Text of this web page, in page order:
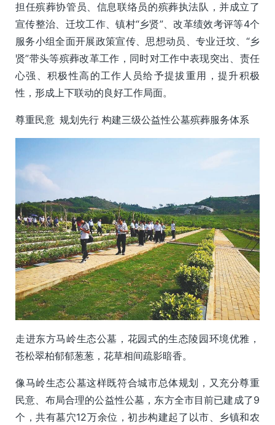
担任殡葬协管员、信息联络员的殡葬执法队，并成立了
宣传整治、迁坟工作、镇村“乡贤”、改革绩效考评等4个
服务小组全面开展政策宣传、思想动员、专业迁坟、“乡
贤”带头等殡葬改革工作，同时对工作中表现突出、责任
心强、积极性高的工作人员给予提拔重用，提升积极
性，形成上下联动的良好工作局面。
尊重民意 规划先行 构建三级公益性公墓殡葬服务体系
走进东方马岭生态公墓，花园式的生态陵园环境优雅，
苍松翠柏郁郁葱葱，花草相间疏影暗香。
像马岭生态公墓这样既符合城市总体规划，又充分尊重
民意、布局合理的公益性公墓，东方全市目前已建成了9
个，共有墓穴12万余位，初步构建起了以市、乡镇和农